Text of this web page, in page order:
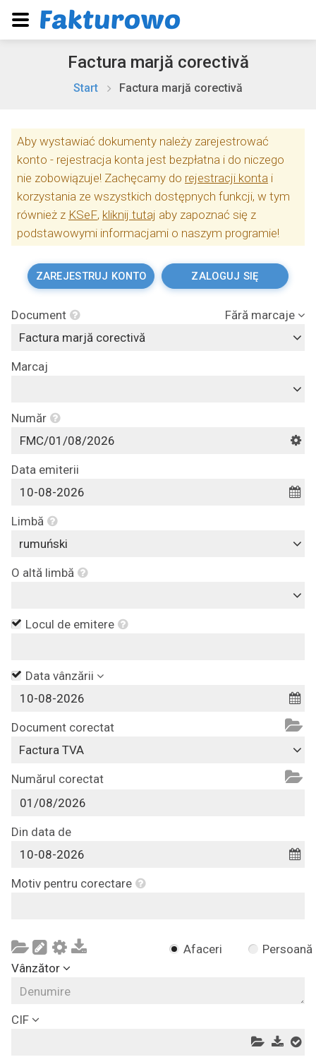
Factura marjă corectivă
Start Factura marjă corectivă
Aby wystawiać dokumenty należy zarejestrować
konto - rejestracja konta jest bezpłatna i do niczego
nie zobowiązuje! Zachęcamy do rejestracji konta i
korzystania ze wszystkich dostępnych funkcji, w tym
również z KSeF, kliknij tutaj aby zapoznać się z
podstawowymi informacjami o naszym programie!
ZAREJESTRUJ KONTO ZALOGUJ SIĘ
Document
Fără marcaje
Factura marjă corectivă
Marcaj
Număr
Data emiterii
Limbă
rumuński
O altă limbă
Locul de emitere
Data vânzării
Document corectat
Factura TVA
Numărul corectat
Din data de
Motiv pentru corectare
Afaceri
Persoană
Vânzător
CIF